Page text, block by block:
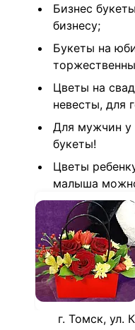
Бизнес
бизнесу;
Букеты на
Цветы на
невесты, для
Для мужчин у
букеты!
Цветы
малыша
г. Томск, ул.